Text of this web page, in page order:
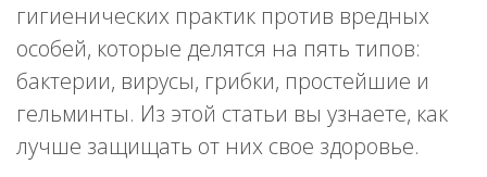
гигиенических практик против вредных
особей, которые делятся на пять типов:
бактерии, вирусы, грибки, простейшие и
гельминты. Из этой статьи вы узнаете, как
лучше защищать от них свое здоровье.